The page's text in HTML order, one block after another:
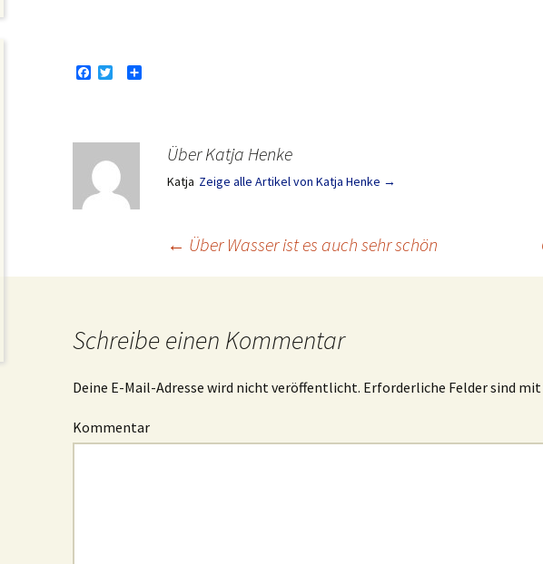
o
o
k
e
r
Über Katja Henke
Katja Zeige alle Artikel von Katja Henke →
← Über Wasser ist es auch sehr schön
Schreibe einen Kommentar
Deine E-Mail-Adresse wird nicht veröffentlicht. Erforderliche Felder sind mit
Kommentar